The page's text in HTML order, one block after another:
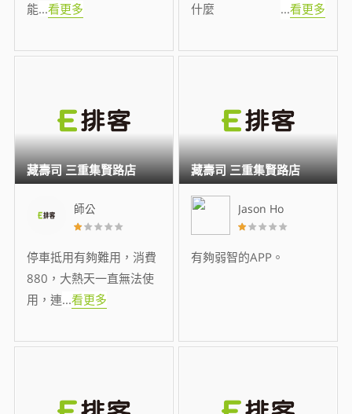
能...看更多
什麼
...看更多
師公
停車抵用有夠難用，消費
880，大熱天一直無法使
用，連...看更多
藏壽司 三重集賢路店
Jason Ho
有夠弱智的APP。
藏壽司 三重集賢路店